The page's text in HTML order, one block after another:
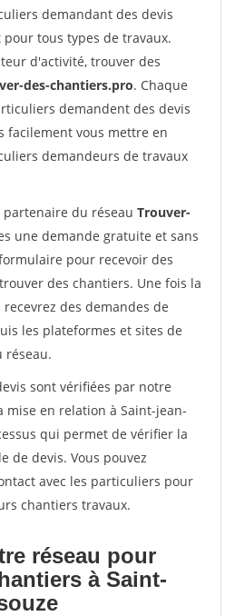
demandant des devis
tous types de travaux.
d'activité, trouver des
des-chantiers.pro. Chaque
demandent des devis
facilement vous mettre en
demandeurs de travaux
partenaire du réseau Trouver-
une demande gratuite et sans
pour recevoir des
des chantiers. Une fois la
des demandes de
les plateformes et sites de
réseau.
sont vérifiées par notre
mise en relation à Saint-jean-
qui permet de vérifier la
de devis. Vous pouvez
avec les particuliers pour
chantiers travaux.
réseau pour
à Saint-